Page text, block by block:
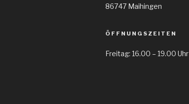
86747 Maihingen
ÖFFNUNGSZEITEN
Freitag: 16.00 – 19.00 Uhr